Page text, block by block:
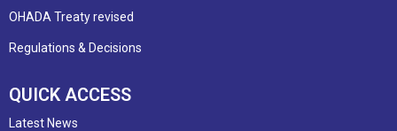
OHADA Treaty revised
Regulations & Decisions
QUICK ACCESS
Latest News